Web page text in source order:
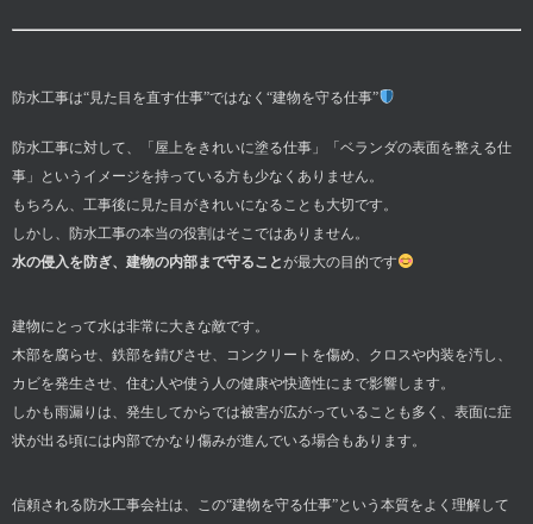
防水工事は“見た目を直す仕事”ではなく“建物を守る仕事”
防水工事に対して、「屋上をきれいに塗る仕事」「ベランダの表面を整える仕
事」というイメージを持っている方も少なくありません。
もちろん、工事後に見た目がきれいになることも大切です。
しかし、防水工事の本当の役割はそこではありません。
水の侵入を防ぎ、建物の内部まで守ることが最大の目的です
建物にとって水は非常に大きな敵です。
木部を腐らせ、鉄部を錆びさせ、コンクリートを傷め、クロスや内装を汚し、
カビを発生させ、住む人や使う人の健康や快適性にまで影響します。
しかも雨漏りは、発生してからでは被害が広がっていることも多く、表面に症
状が出る頃には内部でかなり傷みが進んでいる場合もあります。
信頼される防水工事会社は、この“建物を守る仕事”という本質をよく理解して